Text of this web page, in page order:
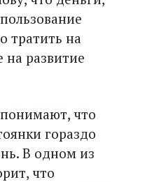
тратить на
развитие
что
гораздо
В одном из
что